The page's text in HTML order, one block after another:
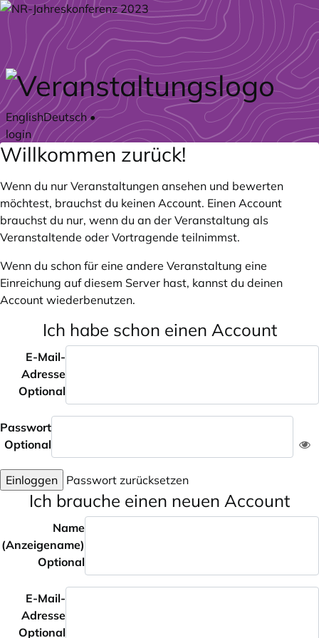
Zum Hauptteil springen
EnglishDeutsch•
login
Willkommen zurück!
Wenn du nur Veranstaltungen ansehen und bewerten
möchtest, brauchst du keinen Account. Einen Account
brauchst du nur, wenn du an der Veranstaltung als
Veranstaltende oder Vortragende teilnimmst.
Wenn du schon für eine andere Veranstaltung eine
Einreichung auf diesem Server hast, kannst du deinen
Account wiederbenutzen.
Ich habe schon einen Account
E-Mail-
Adresse
Optional
Passwort
Optional
Einloggen Passwort zurücksetzen
Ich brauche einen neuen Account
Name
(Anzeigename)
Optional
E-Mail-
Adresse
Optional